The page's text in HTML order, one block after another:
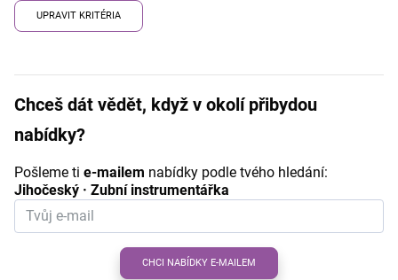
UPRAVIT KRITÉRIA
Chceš dát vědět, když v okolí přibydou
nabídky?
Pošleme ti e-mailem nabídky podle tvého hledání:
Jihočeský · Zubní instrumentářka
CHCI NABÍDKY E-MAILEM